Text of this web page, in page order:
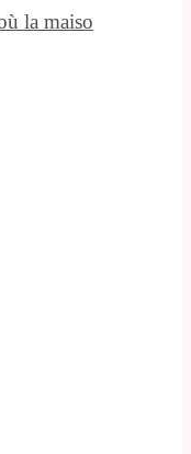
la maiso